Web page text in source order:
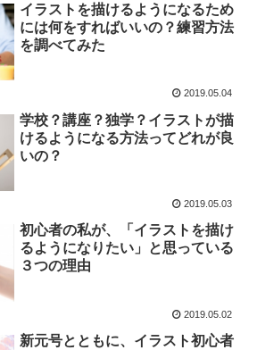
イラストを描けるようになるため
には何をすればいいの？練習方法
を調べてみた
2019.05.04
学校？講座？独学？イラストが描
けるようになる方法ってどれが良
いの？
2019.05.03
初心者の私が、「イラストを描け
るようになりたい」と思っている
３つの理由
2019.05.02
新元号とともに、イラスト初心者